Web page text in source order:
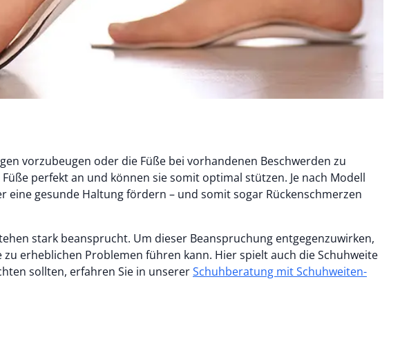
vorzubeugen oder die Füße bei vorhandenen Beschwerden zu
perfekt an und können sie somit optimal stützen. Je nach Modell
gesunde Haltung fördern – und somit sogar Rückenschmerzen
stark beansprucht. Um dieser Beanspruchung entgegenzuwirken,
erheblichen Problemen führen kann. Hier spielt auch die Schuhweite
sollten, erfahren Sie in unsererSchuhberatung mit Schuhweiten-